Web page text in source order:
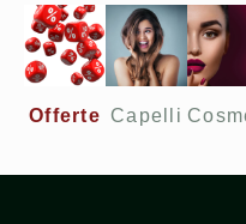
Offerte​ Capelli